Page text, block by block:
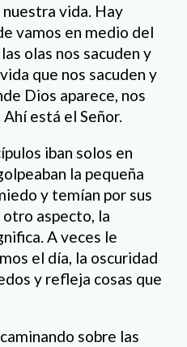
vida. Hay
vamos en medio del
olas nos sacuden y
que nos sacuden y
Dios aparece, nos
está el Señor.
iban solos en
la pequeña
y temían por sus
otro aspecto, la
A veces le
el día, la oscuridad
y refleja cosas que
sobre las